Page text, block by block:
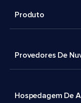
Produto
Provedores De
Hospedagem De